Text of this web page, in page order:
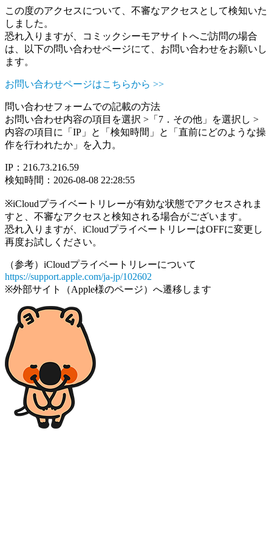
この度のアクセスについて、不審なアクセスとして検知いた
しました。
恐れ入りますが、コミックシーモアサイトへご訪問の場合
は、以下の問い合わせページにて、お問い合わせをお願いし
ます。
お問い合わせページはこちらから >>
問い合わせフォームでの記載の方法
お問い合わせ内容の項目を選択 >「7．その他」を選択し >
内容の項目に「IP」と「検知時間」と「直前にどのような操
作を行われたか」を入力。
IP：216.73.216.59
検知時間：2026-08-08 22:28:55
※iCloudプライベートリレーが有効な状態でアクセスされま
すと、不審なアクセスと検知される場合がございます。
恐れ入りますが、iCloudプライベートリレーはOFFに変更し
再度お試しください。
（参考）iCloudプライベートリレーについて
https://support.apple.com/ja-jp/102602
※外部サイト（Apple様のページ）へ遷移します